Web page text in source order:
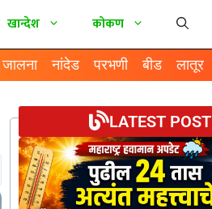
खान्देश कोकण
जालना नांदेड परभणी बीड लातूर
LATEST POST